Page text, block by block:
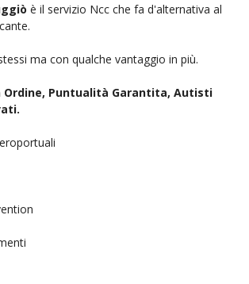
è il servizio Ncc che fa d'alternativa al
ma con qualche vantaggio in più.
Ordine, Puntualità Garantita, Autisti